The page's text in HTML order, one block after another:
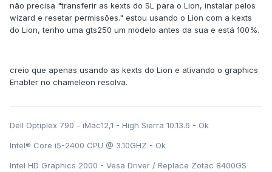
não precisa "transferir as kexts do SL para o Lion, instalar pelos
wizard e resetar permissões." estou usando o Lion com a kexts
do Lion, tenho uma gts250 um modelo antes da sua e está 100%.
creio que apenas usando as kexts do Lion e ativando o graphics
Enabler no chameleon resolva.
Dell Optiplex 790 - iMac12,1 - High Sierra 10.13.6 - Ok
Intel® Core i5-2400 CPU @ 3.10GHZ - Ok
Intel HD Graphics 2000 - Vesa Driver / Replace Zotac 8400GS